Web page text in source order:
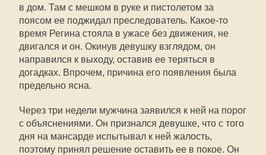
в дом. Там с мешком в руке и пистолетом за
поясом ее поджидал преследователь. Какое-то
время Регина стояла в ужасе без движения, не
двигался и он. Окинув девушку взглядом, он
направился к выходу, оставив ее теряться в
догадках. Впрочем, причина его появления была
предельно ясна.
Через три недели мужчина заявился к ней на порог
с объяснениями. Он признался девушке, что с того
дня на мансарде испытывал к ней жалость,
поэтому принял решение оставить ее в покое. Он